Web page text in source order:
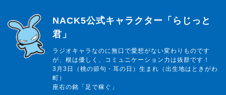
らじっと君
NACK5公式キャラクター「らじっと
君」
ラジオキャラなのに無口で愛想がない変わりものです
が、根は優しく、コミュニケーション力は抜群です！
3月3日（桃の節句・耳の日）生まれ（出生地はときがわ
町）
座右の銘「足で稼ぐ」